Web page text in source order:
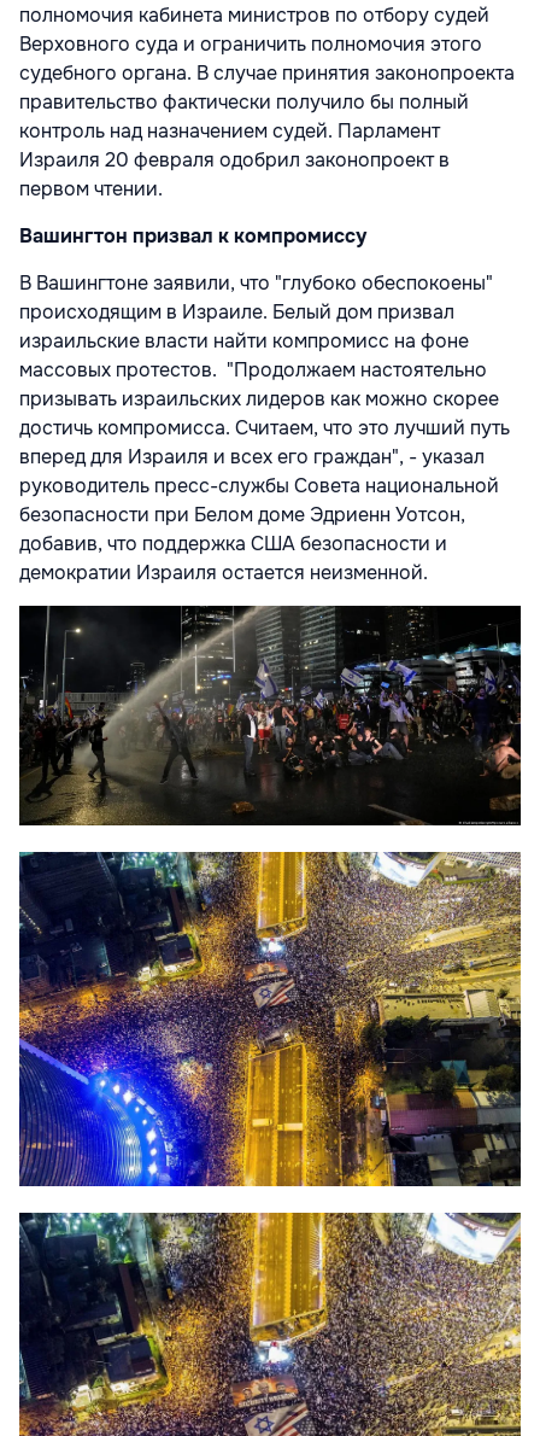
полномочия кабинета министров по отбору судей
Верховного суда и ограничить полномочия этого
судебного органа. В случае принятия законопроекта
правительство фактически получило бы полный
контроль над назначением судей. Парламент
Израиля 20 февраля одобрил законопроект в
первом чтении.
Вашингтон призвал к компромиссу
В Вашингтоне заявили, что "глубоко обеспокоены"
происходящим в Израиле. Белый дом призвал
израильские власти найти компромисс на фоне
массовых протестов. "Продолжаем настоятельно
призывать израильских лидеров как можно скорее
достичь компромисса. Считаем, что это лучший путь
вперед для Израиля и всех его граждан", - указал
руководитель пресс-службы Совета национальной
безопасности при Белом доме Эдриенн Уотсон,
добавив, что поддержка США безопасности и
демократии Израиля остается неизменной.